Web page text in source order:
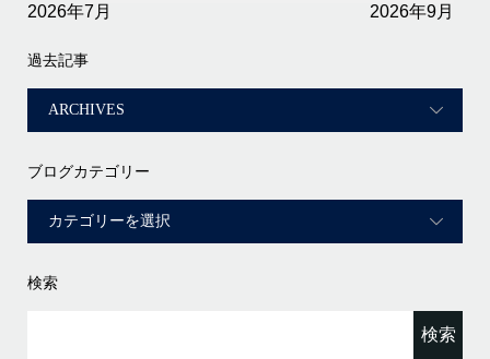
2026年7月 2026年9月
過去記事
ブログカテゴリー
検索